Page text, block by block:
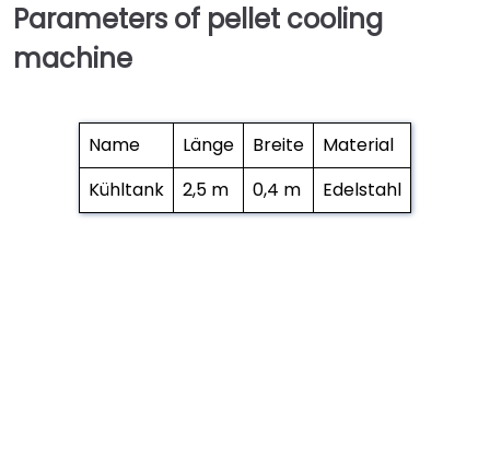
Parameters of pellet cooling
machine
Name Länge Breite
Material
Kühltank
2,5 m 0,4 m Edelstahl